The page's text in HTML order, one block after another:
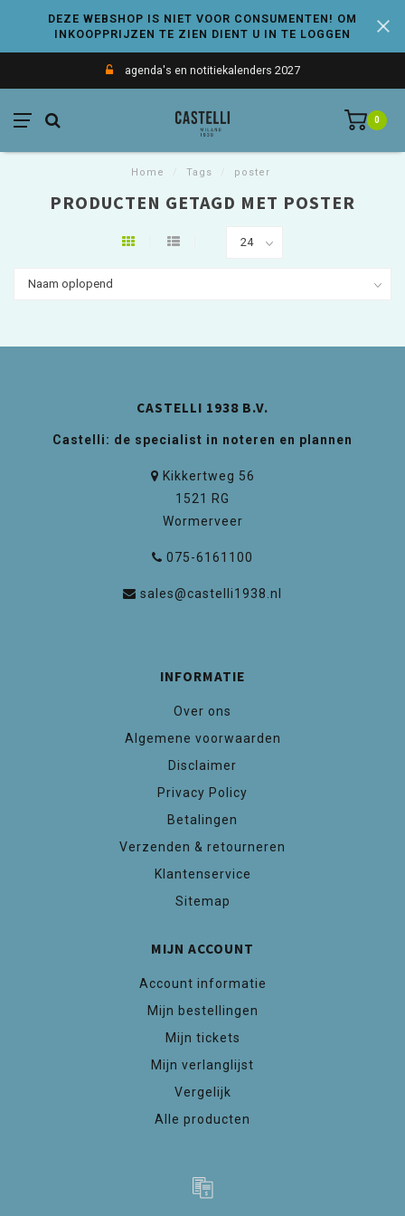
DEZE WEBSHOP IS NIET VOOR CONSUMENTEN! OM
INKOOPPRIJZEN TE ZIEN DIENT U IN TE LOGGEN
agenda's en notitiekalenders 2027
0
Home Tags poster
PRODUCTEN GETAGD MET POSTER
CASTELLI 1938 B.V.
Castelli: de specialist in noteren en plannen
Kikkertweg 56
1521 RG
Wormerveer
075-6161100
sales@castelli1938.nl
INFORMATIE
Over ons
Algemene voorwaarden
Disclaimer
Privacy Policy
Betalingen
Verzenden & retourneren
Klantenservice
Sitemap
MIJN ACCOUNT
Account informatie
Mijn bestellingen
Mijn tickets
Mijn verlanglijst
Vergelijk
Alle producten